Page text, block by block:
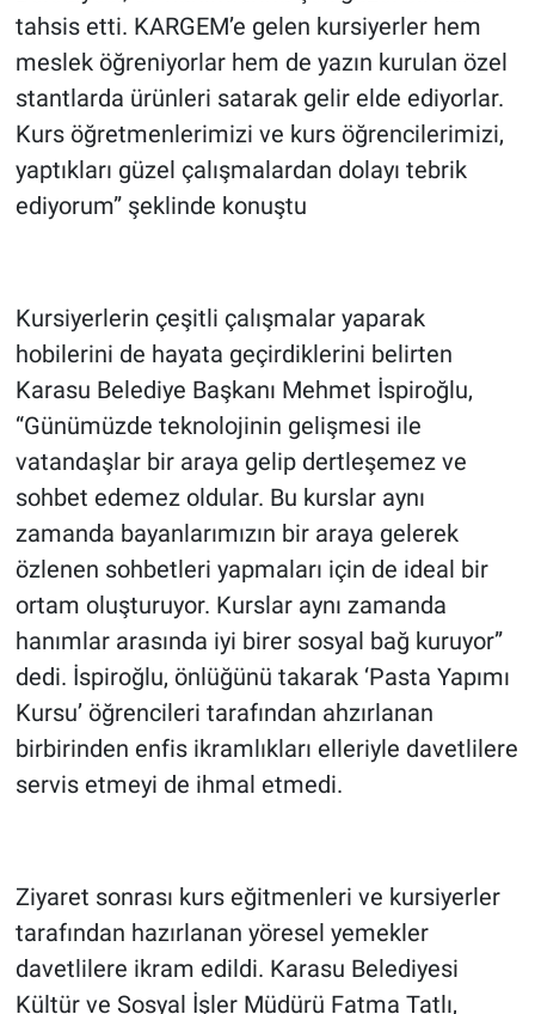
tahsis etti. KARGEM’e gelen kursiyerler hem
meslek öğreniyorlar hem de yazın kurulan özel
stantlarda ürünleri satarak gelir elde ediyorlar.
Kurs öğretmenlerimizi ve kurs öğrencilerimizi,
yaptıkları güzel çalışmalardan dolayı tebrik
ediyorum” şeklinde konuştu
Kursiyerlerin çeşitli çalışmalar yaparak
hobilerini de hayata geçirdiklerini belirten
Karasu Belediye Başkanı Mehmet İspiroğlu,
“Günümüzde teknolojinin gelişmesi ile
vatandaşlar bir araya gelip dertleşemez ve
sohbet edemez oldular. Bu kurslar aynı
zamanda bayanlarımızın bir araya gelerek
özlenen sohbetleri yapmaları için de ideal bir
ortam oluşturuyor. Kurslar aynı zamanda
hanımlar arasında iyi birer sosyal bağ kuruyor”
dedi. İspiroğlu, önlüğünü takarak ‘Pasta Yapımı
Kursu’ öğrencileri tarafından ahzırlanan
birbirinden enfis ikramlıkları elleriyle davetlilere
servis etmeyi de ihmal etmedi.
Ziyaret sonrası kurs eğitmenleri ve kursiyerler
tarafından hazırlanan yöresel yemekler
davetlilere ikram edildi. Karasu Belediyesi
Kültür ve Sosyal İşler Müdürü Fatma Tatlı,